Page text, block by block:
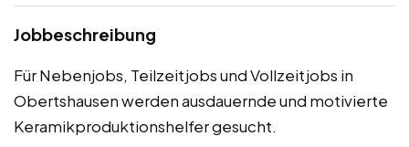
Jobbeschreibung
Für Nebenjobs, Teilzeitjobs und Vollzeitjobs in
Obertshausen werden ausdauernde und motivierte
Keramikproduktionshelfer gesucht.